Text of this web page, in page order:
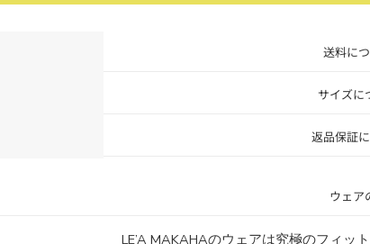
送料に
サイズに
返品保証
ウェア
LE’A MAKAHAのウェアは究極のフィッ